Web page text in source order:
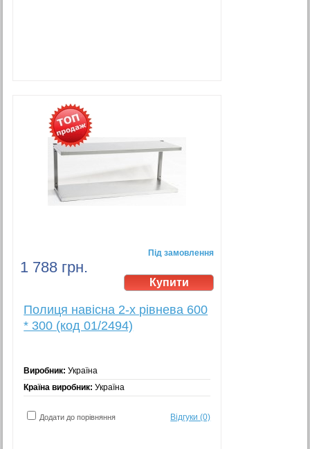
1 788 грн.
Під замовлення
Полиця навісна 2-х рівнева 600
* 300 (код 01/2494)
Виробник: Україна
Країна виробник: Україна
Додати до порівняння Відгуки (0)